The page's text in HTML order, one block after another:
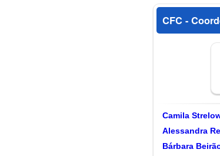
CFC -
Camila
Alessandra
Bárbara